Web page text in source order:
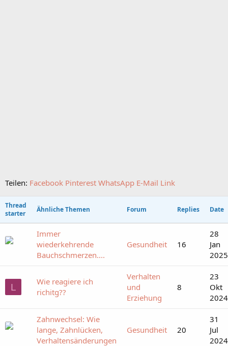
Teilen: Facebook Pinterest WhatsApp E-Mail Link
Thread
starter
Ähnliche Themen Forum Replies Date
Immer
wiederkehrende
Bauchschmerzen....
Gesundheit 16
28
Jan
2025
L
Wie reagiere ich
richitg??
Verhalten
und
Erziehung
8
23
Okt
2024
Zahnwechsel: Wie
lange, Zahnlücken,
Verhaltensänderungen
Gesundheit 20
31
Jul
2024